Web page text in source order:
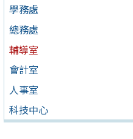
學務處
總務處
輔導室
會計室
人事室
科技中心